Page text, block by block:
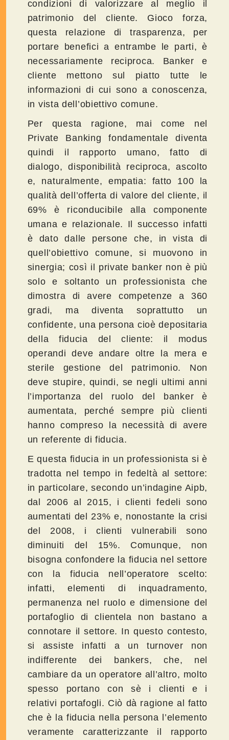
condizioni di valorizzare al meglio il
patrimonio del cliente. Gioco forza,
questa relazione di trasparenza, per
portare benefici a entrambe le parti, è
necessariamente reciproca. Banker e
cliente mettono sul piatto tutte le
informazioni di cui sono a conoscenza,
in vista dell’obiettivo comune.
Per questa ragione, mai come nel
Private Banking fondamentale diventa
quindi il rapporto umano, fatto di
dialogo, disponibilità reciproca, ascolto
e, naturalmente, empatia: fatto 100 la
qualità dell’offerta di valore del cliente, il
69% è riconducibile alla componente
umana e relazionale. Il successo infatti
è dato dalle persone che, in vista di
quell’obiettivo comune, si muovono in
sinergia; così il private banker non è più
solo e soltanto un professionista che
dimostra di avere competenze a 360
gradi, ma diventa soprattutto un
confidente, una persona cioè depositaria
della fiducia del cliente: il modus
operandi deve andare oltre la mera e
sterile gestione del patrimonio. Non
deve stupire, quindi, se negli ultimi anni
l’importanza del ruolo del banker è
aumentata, perché sempre più clienti
hanno compreso la necessità di avere
un referente di fiducia.
E questa fiducia in un professionista si è
tradotta nel tempo in fedeltà al settore:
in particolare, secondo un’indagine Aipb,
dal 2006 al 2015, i clienti fedeli sono
aumentati del 23% e, nonostante la crisi
del 2008, i clienti vulnerabili sono
diminuiti del 15%. Comunque, non
bisogna confondere la fiducia nel settore
con la fiducia nell’operatore scelto:
infatti, elementi di inquadramento,
permanenza nel ruolo e dimensione del
portafoglio di clientela non bastano a
connotare il settore. In questo contesto,
si assiste infatti a un turnover non
indifferente dei bankers, che, nel
cambiare da un operatore all’altro, molto
spesso portano con sè i clienti e i
relativi portafogli. Ciò dà ragione al fatto
che è la fiducia nella persona l’elemento
veramente caratterizzante il rapporto